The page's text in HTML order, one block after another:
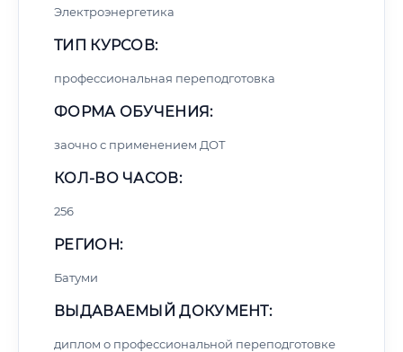
Электроэнергетика
ТИП КУРСОВ:
профессиональная переподготовка
ФОРМА ОБУЧЕНИЯ:
заочно с применением ДОТ
КОЛ-ВО ЧАСОВ:
256
РЕГИОН:
Батуми
ВЫДАВАЕМЫЙ ДОКУМЕНТ:
диплом о профессиональной переподготовке